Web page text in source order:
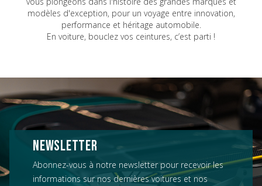
modèles d'exception, pour un voyage entre innovation,
performance et héritage automobile.
En voiture, bouclez vos ceintures, c’est parti !
NEWSLETTER
Abonnez-vous à notre newsletter pour recevoir les
informations sur nos dernières voitures et nos